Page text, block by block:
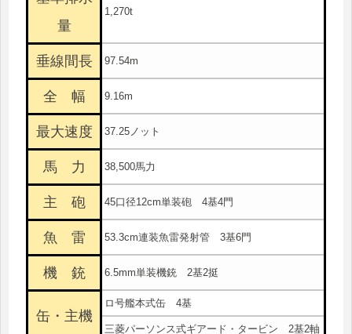
量
1,270t
垂線間長 97.54m
全 幅 9.16m
最大速度 37.25ノット
馬 力 38,500馬力
主 砲 45口径12cm単装砲 4基4門
魚 雷 53.3cm連装魚雷発射管 3基6門
機 銃 6.5mm単装機銃 2基2挺
缶・主機
ロ号艦本式缶 4基
三菱パーソンス式ギアード・タービン 2基2軸